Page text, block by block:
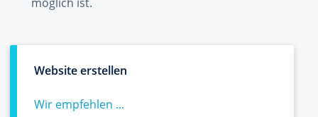
Website erstellen
Wir empfehlen ...